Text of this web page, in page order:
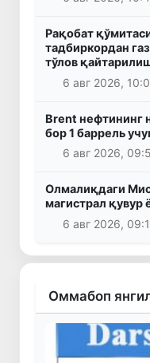
Рақобат
тадбиркордан
тўлов
6 авг 2026,
Brent нефтининг
бор 1 баррель
6 авг 2026,
Олмалиқдаги
магистрал қувур
6 авг 2026,
Оммабоп